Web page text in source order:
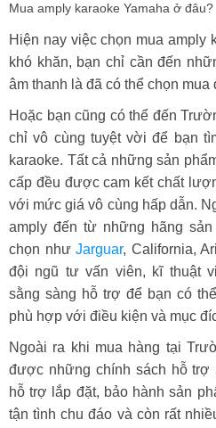
Mua amply karaoke Yamaha ở đâu?
Hiện nay việc chọn mua amply
khó khăn, bạn chỉ cần đến
âm thanh là đã có thể chọn
Hoặc bạn cũng có thể đến
chỉ vô cùng tuyệt vời để bạn
karaoke. Tất cả những sản
cấp đều được cam kết chất
với mức giá vô cùng hấp dẫn.
amply đến từ những hãng
chọn nhưJarguar, California,
đội ngũ tư vấn viên, kĩ thuật
sằng sàng hỗ trợ để bạn có
phù hợp với điều kiện và mục
Ngoài ra khi mua hàng tại
được những chính sách hỗ trợ
hỗ trợ lắp đặt, bảo hành sản
tận tình chu đáo và còn rất